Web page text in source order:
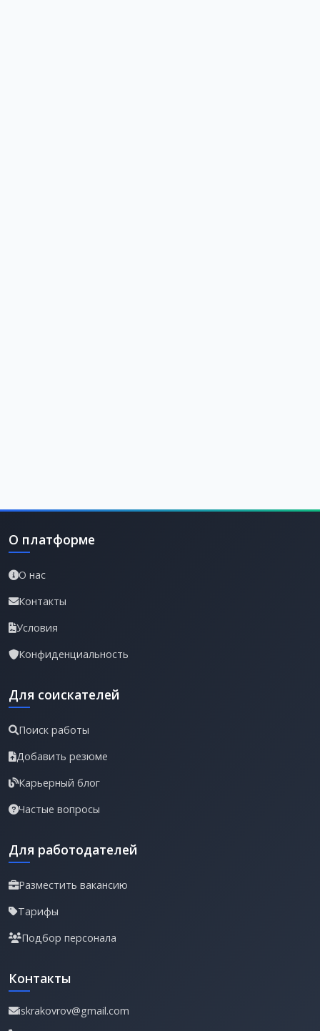
О платформе
О нас
Контакты
Условия
Конфиденциальность
Для соискателей
Поиск работы
Добавить резюме
Карьерный блог
Частые вопросы
Для работодателей
Разместить вакансию
Тарифы
Подбор персонала
Контакты
iskrakovrov@gmail.com